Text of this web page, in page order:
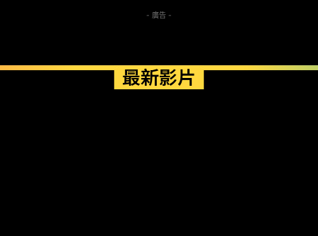
- 廣告 -
最新影片